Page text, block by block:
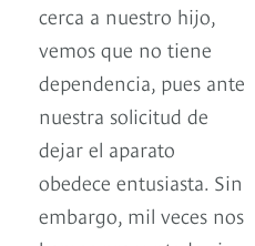
cerca a nuestro hijo,
vemos que no tiene
dependencia, pues ante
nuestra solicitud de
dejar el aparato
obedece entusiasta. Sin
embargo, mil veces nos